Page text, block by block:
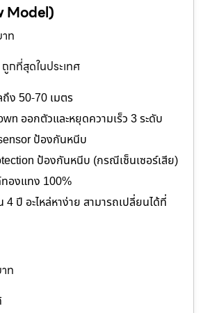
Model)
ท
กที่สุดในประเทศ
ง 50-70 เมตร
ออกตัวและหยุดความเร็ว 3 ระดับ
ป้องกันหนีบ
ป้องกันหนีบ (กรณีเซ็นเซอร์เสีย)
องแทง 100%
4 ปี อะไหล่หาง่าย สามารถเปลี่ยนได้ที่
ท